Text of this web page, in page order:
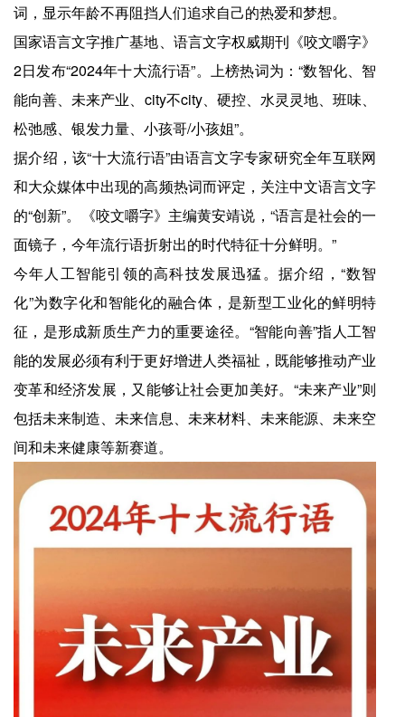
词，显示年龄不再阻挡人们追求自己的热爱和梦想。
国家语言文字推广基地、语言文字权威期刊《咬文嚼字》
2日发布“2024年十大流行语”。上榜热词为：“数智化、智
能向善、未来产业、city不city、硬控、水灵灵地、班味、
松弛感、银发力量、小孩哥/小孩姐”。
据介绍，该“十大流行语”由语言文字专家研究全年互联网
和大众媒体中出现的高频热词而评定，关注中文语言文字
的“创新”。《咬文嚼字》主编黄安靖说，“语言是社会的一
面镜子，今年流行语折射出的时代特征十分鲜明。”
今年人工智能引领的高科技发展迅猛。据介绍，“数智
化”为数字化和智能化的融合体，是新型工业化的鲜明特
征，是形成新质生产力的重要途径。“智能向善”指人工智
能的发展必须有利于更好增进人类福祉，既能够推动产业
变革和经济发展，又能够让社会更加美好。“未来产业”则
包括未来制造、未来信息、未来材料、未来能源、未来空
间和未来健康等新赛道。